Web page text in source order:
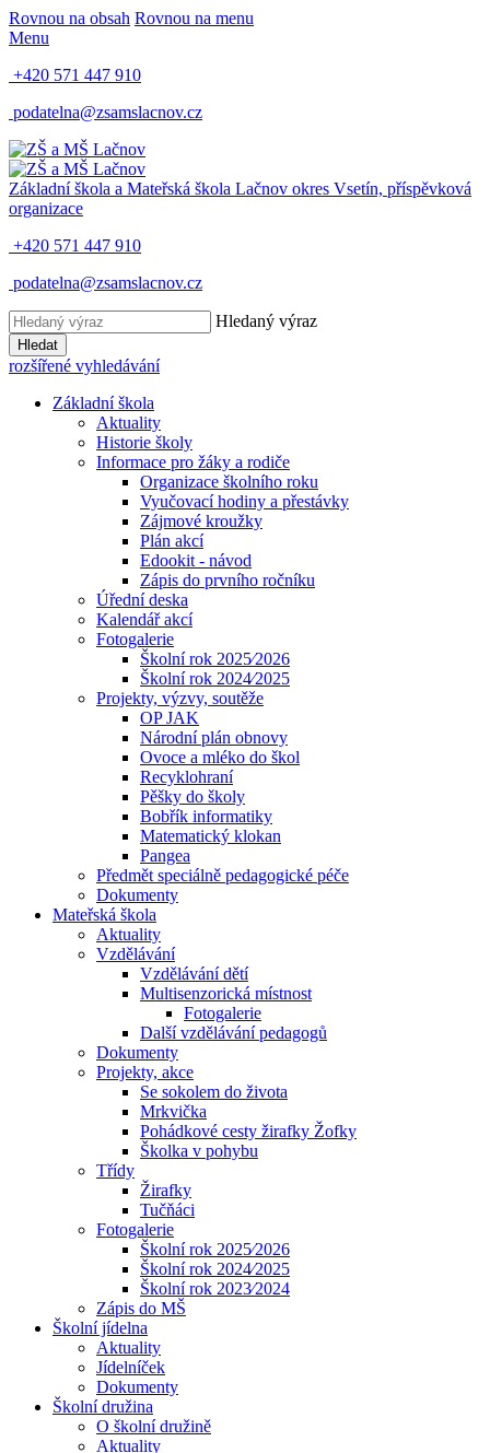
Rovnou na obsah Rovnou na menu
Menu
+420 571 447 910
podatelna@zsamslacnov.cz
Základní škola a Mateřská škola Lačnov okres Vsetín, příspěvková
organizace
+420 571 447 910
podatelna@zsamslacnov.cz
Hledaný výraz
Hledat
rozšířené vyhledávání
Základní škola
Aktuality
Historie školy
Informace pro žáky a rodiče
Organizace školního roku
Vyučovací hodiny a přestávky
Zájmové kroužky
Plán akcí
Edookit - návod
Zápis do prvního ročníku
Úřední deska
Kalendář akcí
Fotogalerie
Školní rok 2025⁄2026
Školní rok 2024⁄2025
Projekty, výzvy, soutěže
OP JAK
Národní plán obnovy
Ovoce a mléko do škol
Recyklohraní
Pěšky do školy
Bobřík informatiky
Matematický klokan
Pangea
Předmět speciálně pedagogické péče
Dokumenty
Mateřská škola
Aktuality
Vzdělávání
Vzdělávání dětí
Multisenzorická místnost
Fotogalerie
Další vzdělávání pedagogů
Dokumenty
Projekty, akce
Se sokolem do života
Mrkvička
Pohádkové cesty žirafky Žofky
Školka v pohybu
Třídy
Žirafky
Tučňáci
Fotogalerie
Školní rok 2025⁄2026
Školní rok 2024⁄2025
Školní rok 2023⁄2024
Zápis do MŠ
Školní jídelna
Aktuality
Jídelníček
Dokumenty
Školní družina
O školní družině
Aktuality